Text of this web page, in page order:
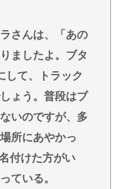
さんは、「あの
ましたよ。ブタ
して、トラック
ょう。普段はブ
いのですが、多
所にあやかっ
付けた方がい
ている。